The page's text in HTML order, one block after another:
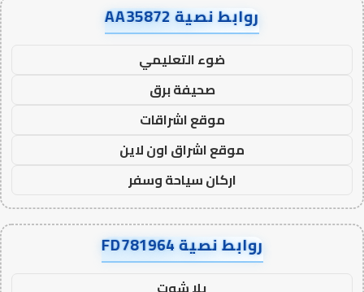
روابط نصية AA35872
ضوء التعليمي
صحيفة برق
موقع اشراقات
موقع اشراق اون لاين
اركان سياحة وسفر
روابط نصية FD781964